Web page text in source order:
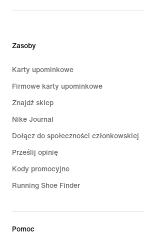
Zasoby
Karty upominkowe
Firmowe karty upominkowe
Znajdź sklep
Nike Journal
Dołącz do społeczności członkowskiej
Prześlij opinię
Kody promocyjne
Running Shoe Finder
Pomoc